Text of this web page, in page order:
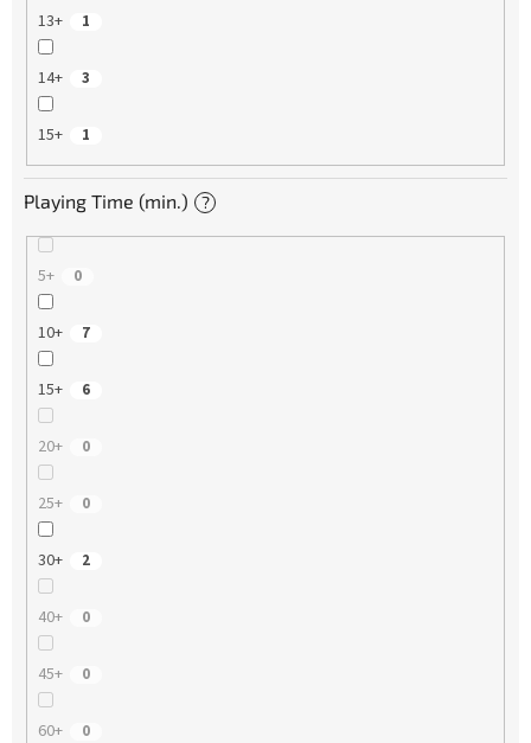
13+ 1
14+ 3
15+ 1
Playing Time (min.) ?
5+ 0
10+ 7
15+ 6
20+ 0
25+ 0
30+ 2
40+ 0
45+ 0
60+ 0